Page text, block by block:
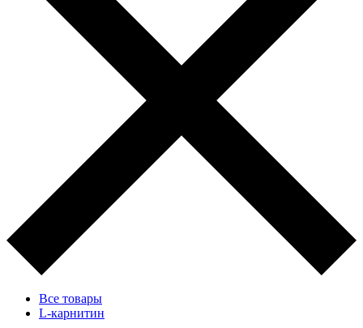
Все товары
L-карнитин